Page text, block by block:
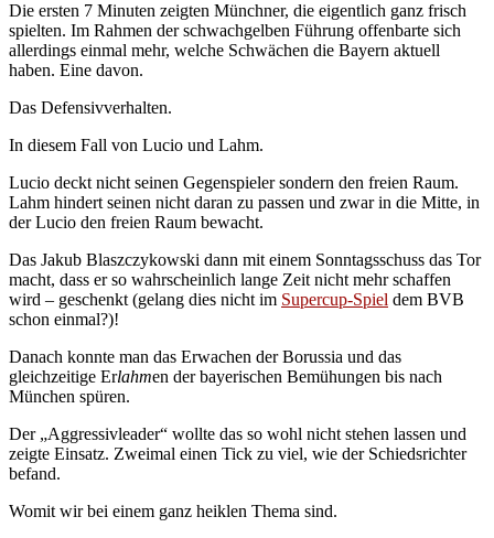
Die ersten 7 Minuten zeigten Münchner, die eigentlich ganz frisch
spielten. Im Rahmen der schwachgelben Führung offenbarte sich
allerdings einmal mehr, welche Schwächen die Bayern aktuell
haben. Eine davon.
Das Defensivverhalten.
In diesem Fall von Lucio und Lahm.
Lucio deckt nicht seinen Gegenspieler sondern den freien Raum.
Lahm hindert seinen nicht daran zu passen und zwar in die Mitte, in
der Lucio den freien Raum bewacht.
Das Jakub Blaszczykowski dann mit einem Sonntagsschuss das Tor
macht, dass er so wahrscheinlich lange Zeit nicht mehr schaffen
wird – geschenkt (gelang dies nicht im Supercup-Spiel dem BVB
schon einmal?)!
Danach konnte man das Erwachen der Borussia und das
gleichzeitige Erlahmen der bayerischen Bemühungen bis nach
München spüren.
Der „Aggressivleader“ wollte das so wohl nicht stehen lassen und
zeigte Einsatz. Zweimal einen Tick zu viel, wie der Schiedsrichter
befand.
Womit wir bei einem ganz heiklen Thema sind.